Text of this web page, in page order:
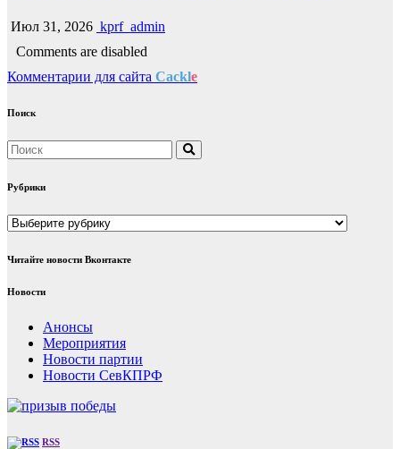
Июл 31, 2026 kprf_admin
Comments are disabled
Комментарии для сайта Cackle
Поиск
Рубрики
Рубрики
Читайте новости Вконтакте
Новости
Анонсы
Мероприятия
Новости партии
Новости СевКПРФ
RSS